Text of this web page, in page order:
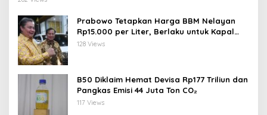
Prabowo Tetapkan Harga BBM Nelayan
Rp15.000 per Liter, Berlaku untuk Kapal
30-200 GT
128 Views
B50 Diklaim Hemat Devisa Rp177 Triliun dan
Pangkas Emisi 44 Juta Ton CO₂
117 Views